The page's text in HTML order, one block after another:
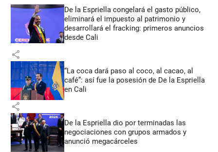
De la Espriella congelará el gasto público,
eliminará el impuesto al patrimonio y
desarrollará el fracking: primeros anuncios
desde Cali
share
“La coca dará paso al coco, al cacao, al
café”: así fue la posesión de De la Espriella
en Cali
share
De la Espriella dio por terminadas las
negociaciones con grupos armados y
anunció megacárceles